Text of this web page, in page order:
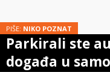
PIŠE: NIKO POZNAT
Parkirali ste
događa u